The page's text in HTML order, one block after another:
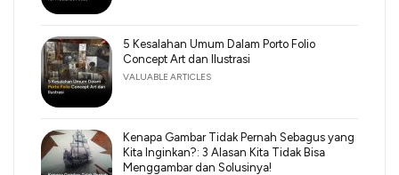
5 Kesalahan Umum Dalam Porto Folio
Concept Art dan Ilustrasi
VALUABLE ARTICLES
Kenapa Gambar Tidak Pernah Sebagus yang
Kita Inginkan?: 3 Alasan Kita Tidak Bisa
Menggambar dan Solusinya!